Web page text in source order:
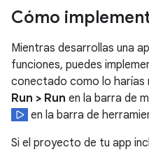
Cómo
Mientras desarrollas una
funciones, puedes
conectado como lo harías
Run > Run en la barra de
en la barra de
Si el proyecto de tu app